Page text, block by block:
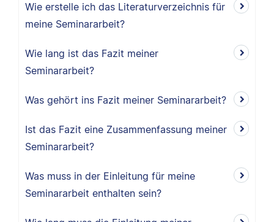
Wie erstelle ich das Literaturverzeichnis für
meine Seminararbeit?
Wie lang ist das Fazit meiner
Seminararbeit?
Was gehört ins Fazit meiner Seminararbeit?
Ist das Fazit eine Zusammenfassung meiner
Seminararbeit?
Was muss in der Einleitung für meine
Seminararbeit enthalten sein?